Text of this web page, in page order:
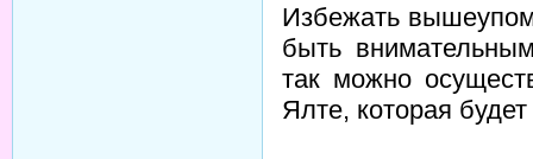
Избежать
быть
так можно
Ялте, которая